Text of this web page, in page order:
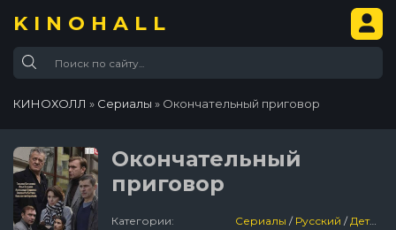
KINOHALL
КИНОХОЛЛ » Сериалы » Окончательный приговор
Окончательный
приговор
Категории: Сериалы / Русский /Детектив